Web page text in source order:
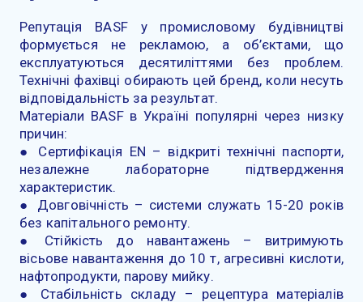
Репутація BASF у промисловому будівництві
формується не рекламою, а об’єктами, що
експлуатуються десятиліттями без проблем.
Технічні фахівці обирають цей бренд, коли несуть
відповідальність за результат.
Матеріали BASF в Україні популярні через низку
причин:
● Сертифікація EN – відкриті технічні паспорти,
незалежне лабораторне підтвердження
характеристик.
● Довговічність – системи служать 15-20 років
без капітального ремонту.
● Стійкість до навантажень – витримують
вісьове навантаження до 10 т, агресивні кислоти,
нафтопродукти, парову мийку.
● Стабільність складу – рецептура матеріалів